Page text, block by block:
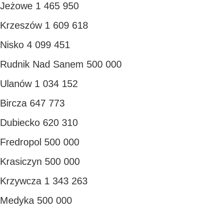
Jeżowe 1 465 950
Krzeszów 1 609 618
Nisko 4 099 451
Rudnik Nad Sanem 500 000
Ulanów 1 034 152
Bircza 647 773
Dubiecko 620 310
Fredropol 500 000
Krasiczyn 500 000
Krzywcza 1 343 263
Medyka 500 000